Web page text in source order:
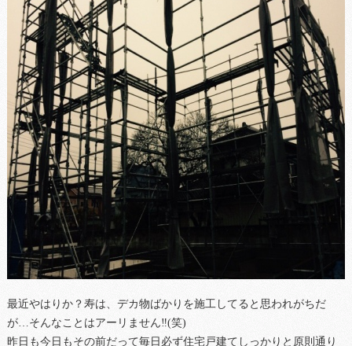
最近やはりか？寿は、デカ物ばかりを施工してると思われがちだ
が…そんなことはアーリません‼(笑)
昨日も今日もその前だって毎日必ず住宅戸建てしっかりと原則通り